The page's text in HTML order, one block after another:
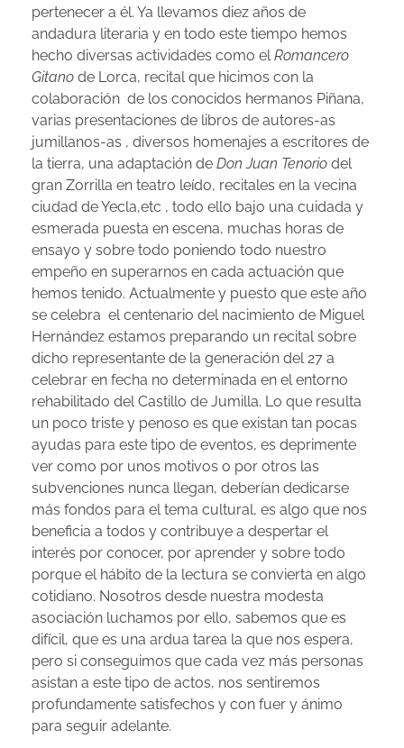
pertenecer a él. Ya llevamos diez años de
andadura literaria y en todo este tiempo hemos
hecho diversas actividades como elRomancero
Gitano de Lorca, recital que hicimos con la
colaboración de los conocidos hermanos Piñana,
varias presentaciones de libros de autores-as
jumillanos-as , diversos homenajes a escritores de
la tierra, una adaptación de Don Juan Tenorio del
gran Zorrilla en teatro leído, recitales en la vecina
ciudad de Yecla,etc , todo ello bajo una cuidada y
esmerada puesta en escena, muchas horas de
ensayo y sobre todo poniendo todo nuestro
empeño en superarnos en cada actuación que
hemos tenido. Actualmente y puesto que este año
se celebra el centenario del nacimiento de Miguel
Hernández estamos preparando un recital sobre
dicho representante de la generación del 27 a
celebrar en fecha no determinada en el entorno
rehabilitado del Castillo de Jumilla. Lo que resulta
un poco triste y penoso es que existan tan pocas
ayudas para este tipo de eventos, es deprimente
ver como por unos motivos o por otros las
subvenciones nunca llegan, deberían dedicarse
más fondos para el tema cultural, es algo que nos
beneficia a todos y contribuye a despertar el
interés por conocer, por aprender y sobre todo
porque el hábito de la lectura se convierta en algo
cotidiano. Nosotros desde nuestra modesta
asociación luchamos por ello, sabemos que es
difícil, que es una ardua tarea la que nos espera,
pero si conseguimos que cada vez más personas
asistan a este tipo de actos, nos sentiremos
profundamente satisfechos y con fuer y ánimo
para seguir adelante.